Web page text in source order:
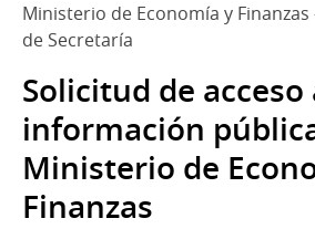
Ministerio de Economía y
de Secretaría
Solicitud de acceso
información
Ministerio de
Finanzas